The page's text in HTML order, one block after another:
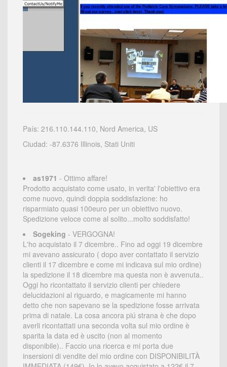
País: 216.110.144.110, Nord America, US
Ciudad: -87.6376 Illinois, Stati Uniti
as1971 - Ottimo affare!
Prodotto acquistato come usato, in verita' l'obiettivo era
come nuovo, quindi doppia soddisfazione: ho
risparmiato quasi 100euro per un obiettivo nuovo.
Spedizione veloce come al solito...molto soddisfatto!
Sogeking - VERGOGNA!
L'ho acquistato il 7 dicembre.. Fino ad oggi 19 dicembre
mi avevano assicurato ( dopo aver contattato il servizio
clienti il 17 dicembre e come mi indicava sul mio ordine)
la spedizione il 18 dicembre ma questa non è avvenuta..
Oggi ho ricontattato il servizio clienti per chiedere
delucidazioni al riguardo, e magicamente mi hanno
detto che non sapevano se la spedizione fosse arrivata
prima di natale. La cosa ancora piú strana è che dopo
averli ricontattati una seconda volta sul mio ordine è
sparita la data ed è uscito (non al momento
disponibile).. Faccio una ricerca e mi porta due
insersioni di vendite del mio ordine con DISPONIBILITÀ